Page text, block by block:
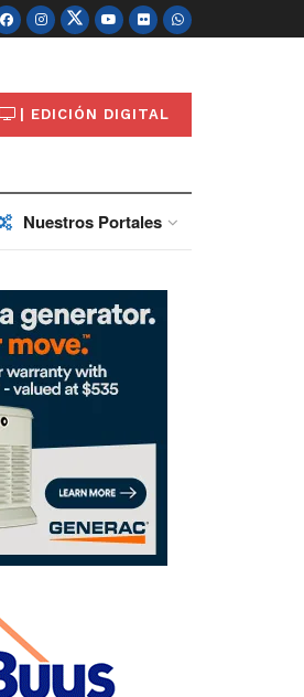
| EDICIÓN DIGITAL
Nuestros Portales